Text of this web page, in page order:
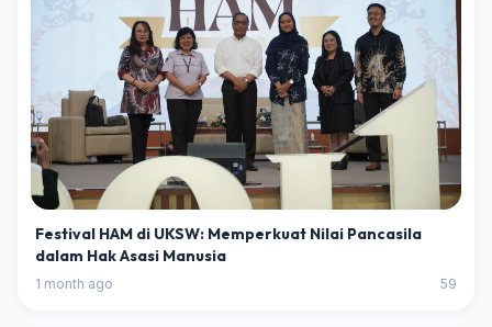
Festival HAM di UKSW: Memperkuat Nilai Pancasila
dalam Hak Asasi Manusia
1 month ago 59